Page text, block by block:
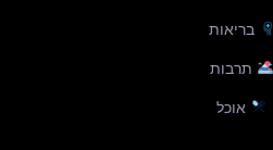
בריאות
תרבות
אוכל